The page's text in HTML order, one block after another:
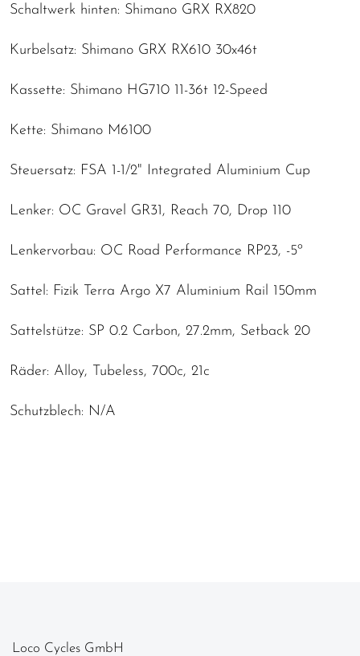
Schaltwerk hinten: Shimano GRX RX820
Kurbelsatz: Shimano GRX RX610 30x46t
Kassette: Shimano HG710 11-36t 12-Speed
Kette: Shimano M6100
Steuersatz: FSA 1-1/2" Integrated Aluminium Cup
Lenker: OC Gravel GR31, Reach 70, Drop 110
Lenkervorbau: OC Road Performance RP23, -5º
Sattel: Fizik Terra Argo X7 Aluminium Rail 150mm
Sattelstütze: SP 0.2 Carbon, 27.2mm, Setback 20
Räder: Alloy, Tubeless, 700c, 21c
Schutzblech: N/A
Loco Cycles GmbH